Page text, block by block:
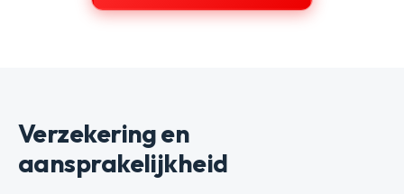
Verzekering en
aansprakelijkheid